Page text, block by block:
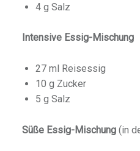
4 g Salz
Intensive Essig-Mischung
27 ml Reisessig
10 g Zucker
5 g Salz
Süße Essig-Mischung(in